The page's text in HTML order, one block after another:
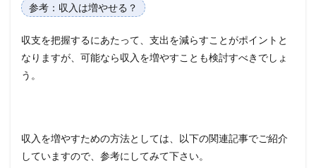
参考：収入は増やせる？
収支を把握するにあたって、支出を減らすことがポイントと
なりますが、可能なら収入を増やすことも検討すべきでしょ
う。
収入を増やすための方法としては、以下の関連記事でご紹介
していますので、参考にしてみて下さい。